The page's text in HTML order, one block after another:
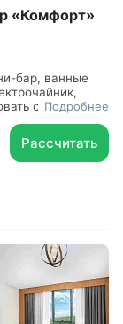
«Комфорт»
бар, ванные
с
Душевая
Подробнее
Рассчитать